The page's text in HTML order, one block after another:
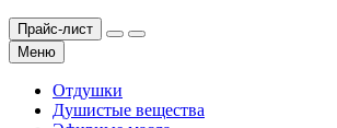
Прайс-лист
Меню
Отдушки
Душистые вещества